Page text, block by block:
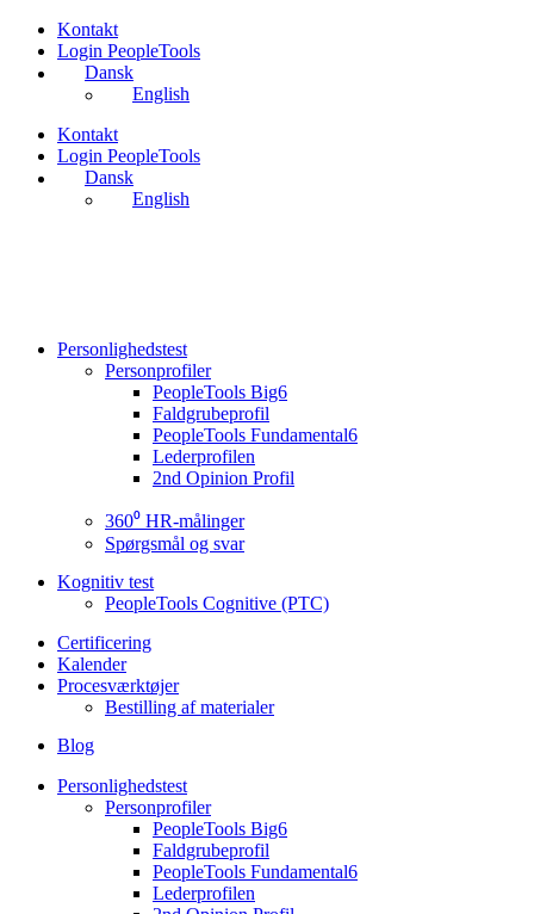
Videre
indhold
Kontakt
Login PeopleTools
Dansk
English
Kontakt
Login PeopleTools
Dansk
English
Personlighedstest
Personprofiler
PeopleTools Big6
Faldgrubeprofil
PeopleTools Fundamental6
Lederprofilen
2nd Opinion Profil
360⁰ HR-målinger
Spørgsmål og svar
Kognitiv test
PeopleTools Cognitive (PTC)
Certificering
Kalender
Procesværktøjer
Bestilling af materialer
Blog
Personlighedstest
Personprofiler
PeopleTools Big6
Faldgrubeprofil
PeopleTools Fundamental6
Lederprofilen